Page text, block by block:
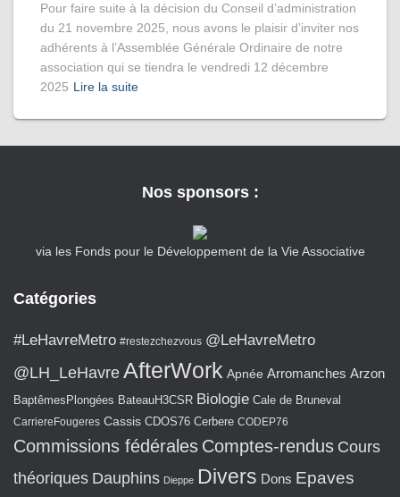
Pour faire suite à la décision du Conseil d’administration
du 21 novembre 2025, nous avons le plaisir d’inviter nos
adhérents à l’Assemblée Générale Ordinaire de notre
association qui se tiendra le vendredi 12 décembre
2025 Lire la suite
Nos sponsors :
via les Fonds pour le Développement de la Vie Associative
Catégories
#LeHavreMetro #restezchezvous @LeHavreMetro
@LH_LeHavre AfterWork Apnée Arromanches Arzon
BaptêmesPlongées BateauH3CSR Biologie Cale de Bruneval
CarriereFougeres Cassis CDOS76 Cerbere CODEP76
Commissions fédérales Comptes-rendus Cours
théoriques Dauphins Dieppe Divers Dons Epaves